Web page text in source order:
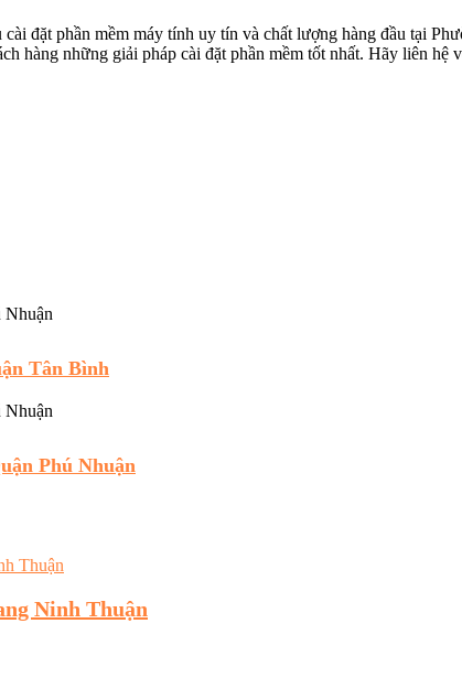
đặt phần mềm máy tính uy tín và chất lượng hàng đầu tại
hàng những giải pháp cài đặt phần mềm tốt nhất. Hãy liên
Tân Bình
Phú Nhuận
Ninh Thuận